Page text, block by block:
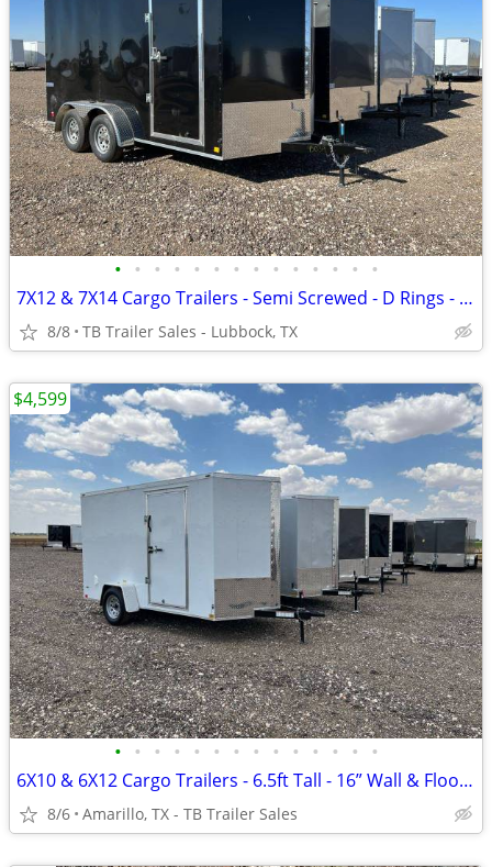
• • • • • • • • • • • • • •
7X12 & 7X14 Cargo Trailers - Semi Screwed - D Rings - Stabilizer Jacks
8/8 TB Trailer Sales - Lubbock, TX
• • • • • • • • • • • • • •
6X10 & 6X12 Cargo Trailers - 6.5ft Tall - 16” Wall & Floor Centers
8/6 Amarillo, TX - TB Trailer Sales
$4,599